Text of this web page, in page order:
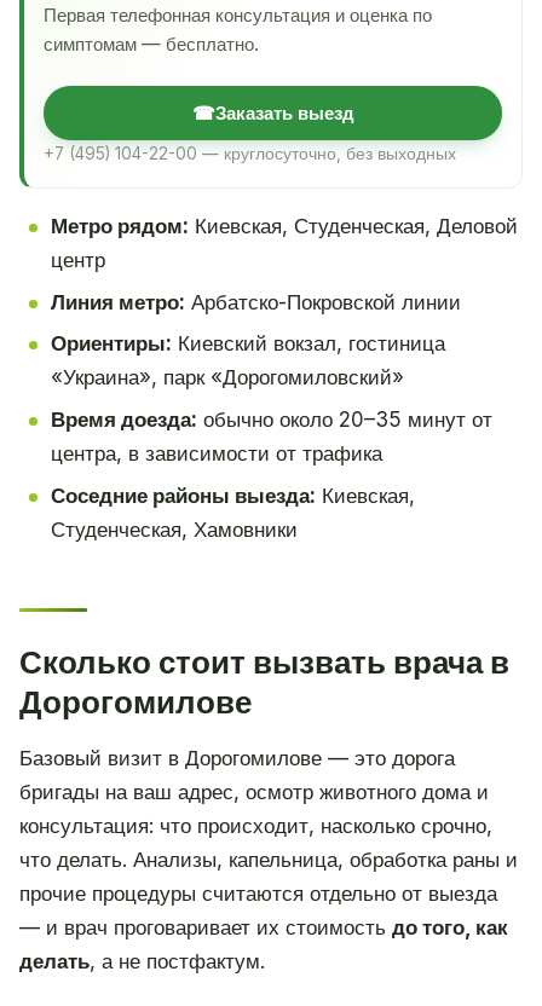
Первая телефонная консультация и оценка по
симптомам — бесплатно.
☎Заказать выезд
+7 (495) 104-22-00 — круглосуточно, без выходных
Метро рядом: Киевская, Студенческая, Деловой
центр
Линия метро: Арбатско-Покровской линии
Ориентиры: Киевский вокзал, гостиница
«Украина», парк «Дорогомиловский»
Время доезда: обычно около 20–35 минут от
центра, в зависимости от трафика
Соседние районы выезда: Киевская,
Студенческая, Хамовники
Сколько стоит вызвать врача в
Дорогомилове
Базовый визит в Дорогомилове — это дорога
бригады на ваш адрес, осмотр животного дома и
консультация: что происходит, насколько срочно,
что делать. Анализы, капельница, обработка раны и
прочие процедуры считаются отдельно от выезда
— и врач проговаривает их стоимость до того, как
делать, а не постфактум.